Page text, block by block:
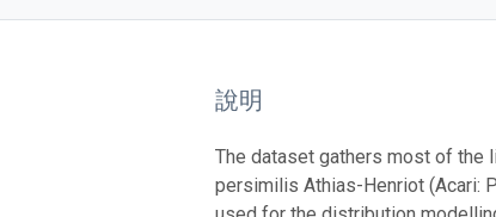
說明
The dataset gathers most of the
persimilis Athias-Henriot (Acari: